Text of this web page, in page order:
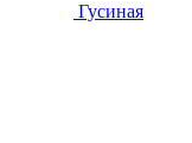
Гусиная